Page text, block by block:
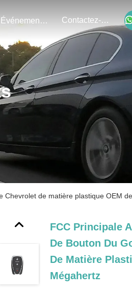
Événements Contactez-Nous
Chevrolet de matière plastique OEM
FCC Principale
De Bouton Du
De Matière
Mégahertz